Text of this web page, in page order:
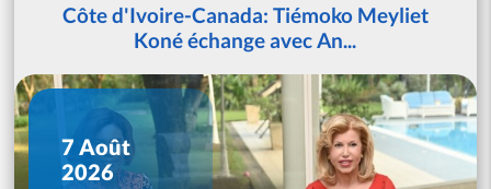
Côte d'Ivoire-Canada: Tiémoko Meyliet
Koné échange avec An...
7 Août
2026